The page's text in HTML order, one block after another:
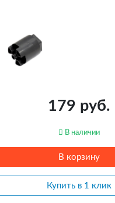
179 руб.
В наличии
В корзину
Купить в 1 клик